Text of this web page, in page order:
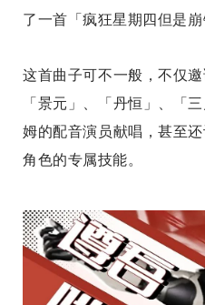
了一首「疯狂星期四但是崩
这首曲子可不一般，不仅
「景元」、「丹恒」、「
姆的配音演员献唱，甚至
角色的专属技能。